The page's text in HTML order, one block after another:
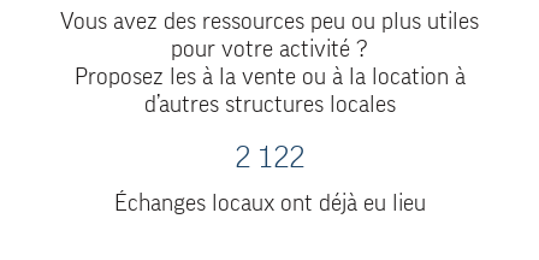
Vous avez des ressources peu ou plus utiles
pour votre activité ?
Proposez les à la vente ou à la location à
d’autres structures locales
2 122
Échanges locaux ont déjà eu lieu